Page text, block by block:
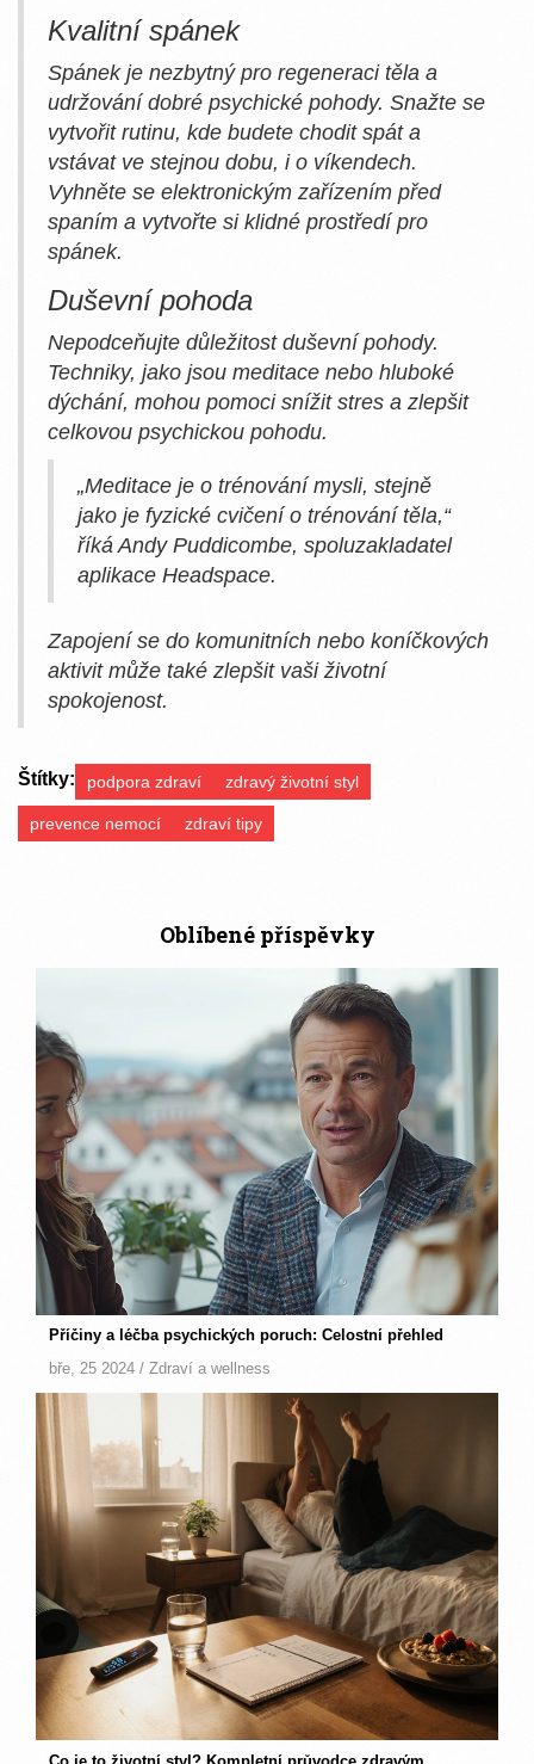
Kvalitní spánek
Spánek je nezbytný pro regeneraci těla a
udržování dobré psychické pohody. Snažte se
vytvořit rutinu, kde budete chodit spát a
vstávat ve stejnou dobu, i o víkendech.
Vyhněte se elektronickým zařízením před
spaním a vytvořte si klidné prostředí pro
spánek.
Duševní pohoda
Nepodceňujte důležitost duševní pohody.
Techniky, jako jsou meditace nebo hluboké
dýchání, mohou pomoci snížit stres a zlepšit
celkovou psychickou pohodu.
„Meditace je o trénování mysli, stejně
jako je fyzické cvičení o trénování těla,“
říká Andy Puddicombe, spoluzakladatel
aplikace Headspace.
Zapojení se do komunitních nebo koníčkových
aktivit může také zlepšit vaši životní
spokojenost.
Štítky: podpora zdraví zdravý životní styl
prevence nemocí zdraví tipy
Oblíbené příspěvky
Příčiny a léčba psychických poruch: Celostní přehled
bře, 25 2024 /Zdraví a wellness